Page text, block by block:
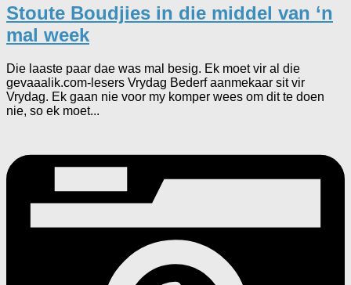
Stoute Boudjies in die middel van ‘n
mal week
Die laaste paar dae was mal besig. Ek moet vir al die
gevaaalik.com-lesers Vrydag Bederf aanmekaar sit vir
Vrydag. Ek gaan nie voor my komper wees om dit te doen
nie, so ek moet...